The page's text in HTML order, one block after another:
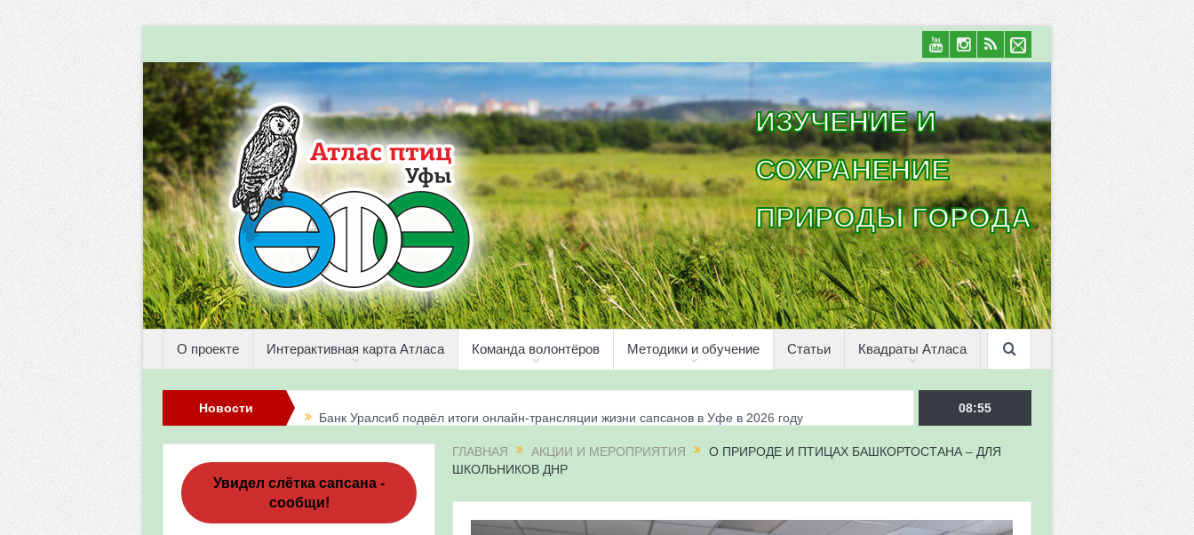
ИЗУЧЕНИЕ И
СОХРАНЕНИЕ
ПРИРОДЫ ГОРОДА
О проекте Интерактивная карта Атласа Команда волонтёров Методики и обучение Статьи Квадраты Атласа
Новости
Итоги акции «Соловьиные вечера-2026» в Республике Башкортостан
Три птенца сапсанов Уралсиба получили имена и кольца
Итоги акции «Весенняя перекличка-2026» в Республике Башкортостан
08:55
ГЛАВНАЯ АКЦИИ И МЕРОПРИЯТИЯ
О ПРИРОДЕ И ПТИЦАХ БАШКОРТОСТАНА – ДЛЯ
ШКОЛЬНИКОВ ДНР
Увидел слётка сапсана -
сообщи!